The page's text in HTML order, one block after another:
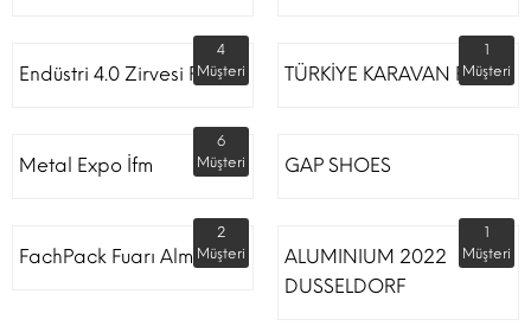
Endüstri 4.0 Zirvesi Fuarı
4
Müşteri
TÜRKİYE KARAVAN FUARI
1
Müşteri
Metal Expo İfm
6
Müşteri
GAP SHOES
FachPack Fuarı Almanya
2
Müşteri
ALUMINIUM 2022
DUSSELDORF
1
Müşteri